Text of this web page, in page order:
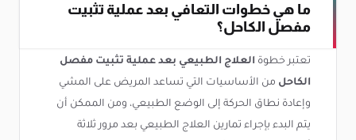
ما هي خطوات التعافي بعد عملية تثبيت
مفصل الكاحل؟
تعتبر خطوة العلاج الطبيعي بعد عملية تثبيت مفصل
الكاحل من الأساسيات التي تساعد المريض على المشي
وإعادة نطاق الحركة إلى الوضع الطبيعي، ومن الممكن أن
يتم البدء بإجراء تمارين العلاج الطبيعي بعد مرور ثلاثة